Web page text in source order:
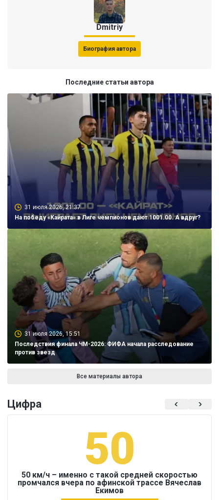
Dmitriy
Биография автора
Последние статьи автора
31 июля 2026, 21:37
На победу «Кайрата» в Лиге чемпионов дают 1001.00. А вдруг?
31 июля 2026, 15:51
Последствия финала ЧМ-2026: ФИФА начала расследование
против звезд
Все материалы автора
Цифра
50
50 км/ч – именно с такой средней скоростью
промчался вчера по афинской трассе Вячеслав
Екимов